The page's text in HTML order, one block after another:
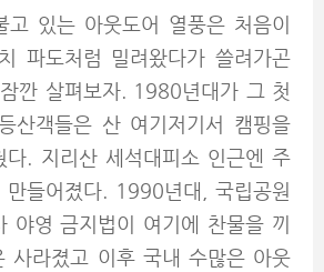
고 있는 아웃도어 열풍은 처음이
파도처럼 밀려왔다가 쓸려가곤
깐 살펴보자. 1980년대가 그 첫
산객들은 산 여기저기서 캠핑을
다. 지리산 세석대피소 인근엔 주
만들어졌다. 1990년대, 국립공원
야영 금지법이 여기에 찬물을 끼
사라졌고 이후 국내 수많은 아웃